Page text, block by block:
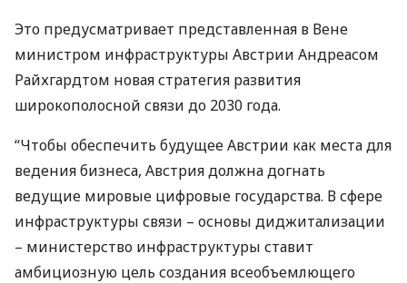
Это предусматривает представленная ​​в Вене
министром инфраструктуры Австрии Андреасом
Райхгардтом новая стратегия развития
широкополосной связи до 2030 года.
“Чтобы обеспечить будущее Австрии как места для
ведения бизнеса, Австрия должна догнать
ведущие мировые цифровые государства. В сфере
инфраструктуры связи – основы диджитализации
– министерство инфраструктуры ставит
амбициозную цель создания всеобъемлющего